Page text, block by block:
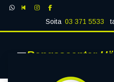
Soita 03 371 5533
Rengascenter